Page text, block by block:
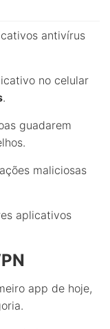
antivírus
no celular
.
guadarem
maliciosas
aplicativos
app de hoje,